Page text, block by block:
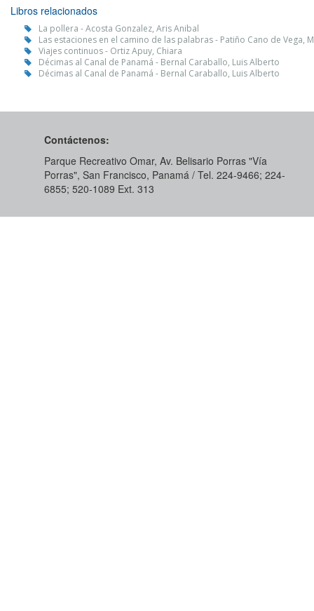
Libros relacionados
La pollera - Acosta Gonzalez, Aris Anibal
Las estaciones en el camino de las palabras - Patiño Cano de Vega,
Viajes continuos - Ortiz Apuy, Chiara
Décimas al Canal de Panamá - Bernal Caraballo, Luis Alberto
Décimas al Canal de Panamá - Bernal Caraballo, Luis Alberto
Contáctenos:
Parque Recreativo Omar, Av. Belisario Porras "Vía
Porras", San Francisco, Panamá / Tel. 224-9466; 224-
6855; 520-1089​ Ext. 313